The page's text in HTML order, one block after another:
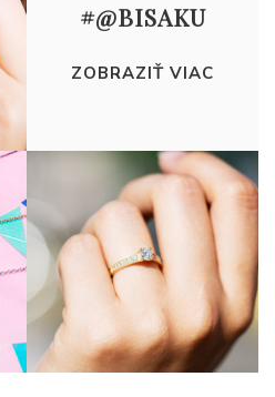
#@BISAKU
ZOBRAZIŤ VIAC